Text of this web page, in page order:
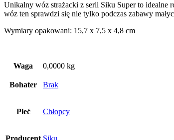
Unikalny wóz strażacki z serii Siku Super to idealne
wóz ten sprawdzi się nie tylko podczas zabawy
Wymiary opakowani: 15,7 x 7,5 x 4,8 cm
Waga 0,0000 kg
Bohater Brak
Płeć Chłopcy
Producent Siku